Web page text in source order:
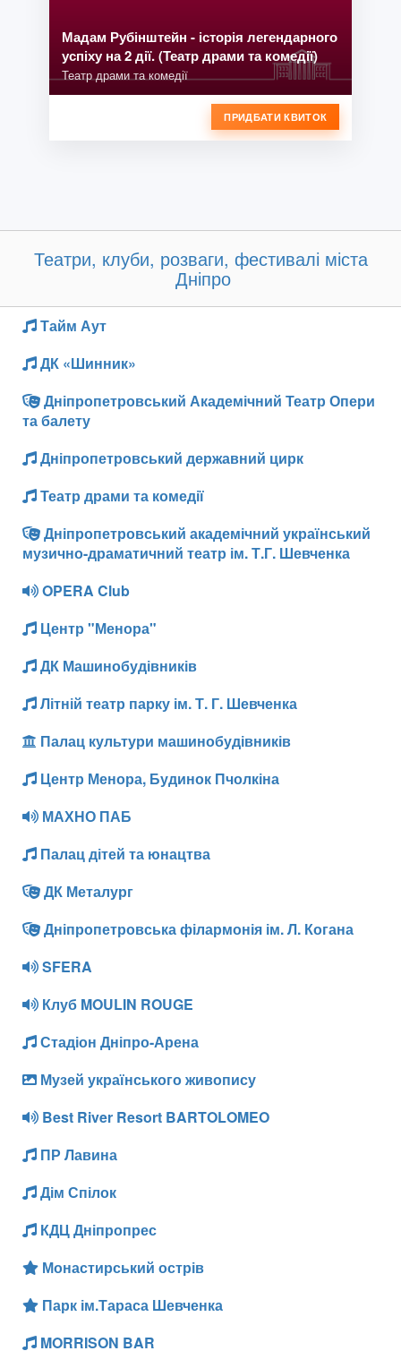
Мадам Рубінштейн - історія легендарного
успіху на 2 дії. (Театр драми та комедії)
Театр драми та комедії
ПРИДБАТИ КВИТОК
Театри, клуби, розваги, фестивалі міста
Дніпро
Тайм Аут
ДК «Шинник»
Дніпропетровський Академічний Театр Опери
та балету
Дніпропетровський державний цирк
Театр драми та комедії
Дніпропетровський академічний український
музично-драматичний театр ім. Т.Г. Шевченка
OPERA Club
Центр "Менора"
ДК Машинобудівників
Літній театр парку ім. Т. Г. Шевченка
Палац культури машинобудівників
Центр Менора, Будинок Пчолкіна
МАХНО ПАБ
Палац дітей та юнацтва
ДК Металург
Дніпропетровська філармонія ім. Л. Когана
SFERA
Клуб MOULIN ROUGE
Стадіон Дніпро-Арена
Музей українського живопису
Best River Resort BARTOLOMEO
ПР Лавина
Дім Спілок
КДЦ Дніпропрес
Монастирський острів
Парк ім.Тараса Шевченка
MORRISON BAR